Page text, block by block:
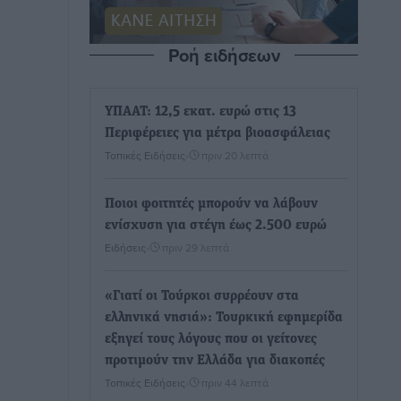
Ροή ειδήσεων
ΥΠΑΑΤ: 12,5 εκατ. ευρώ στις 13
Περιφέρειες για μέτρα βιοασφάλειας
Τοπικές Ειδήσεις πριν 20 λεπτά
Ποιοι φοιτητές μπορούν να λάβουν
ενίσχυση για στέγη έως 2.500 ευρώ
Ειδήσεις πριν 29 λεπτά
«Γιατί οι Τούρκοι συρρέουν στα
ελληνικά νησιά»: Τουρκική εφημερίδα
εξηγεί τους λόγους που οι γείτονες
προτιμούν την Ελλάδα για διακοπές
Τοπικές Ειδήσεις πριν 44 λεπτά